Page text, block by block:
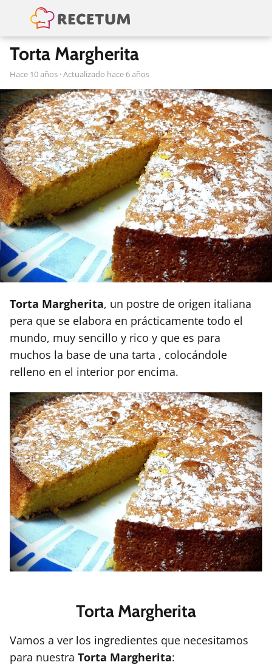
Torta Margherita
hace 10 años · Actualizado hace 6 años
Torta Margherita, un postre de origen italiana
pera que se elabora en prácticamente todo el
mundo, muy sencillo y rico y que es para
muchos la base de una tarta , colocándole
relleno en el interior por encima.
Torta Margherita
Vamos a ver los ingredientes que necesitamos
para nuestra Torta Margherita: